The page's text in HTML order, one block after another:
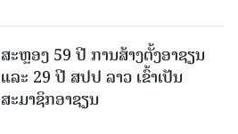
ສະຫຼອງ 59 ປີ ການສ້າງຕັ້ງອາຊຽນ
ແລະ 29 ປີ ສປປ ລາວ ເຂົ້າເປັນ
ສະມາຊິກອາຊຽນ